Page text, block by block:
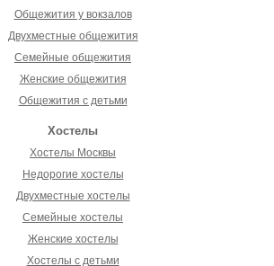
Общежития у вокзалов
Двухместные общежития
Семейные общежития
Женские общежития
Общежития с детьми
Хостелы
Хостелы Москвы
Недорогие хостелы
Двухместные хостелы
Семейные хостелы
Женские хостелы
Хостелы с детьми